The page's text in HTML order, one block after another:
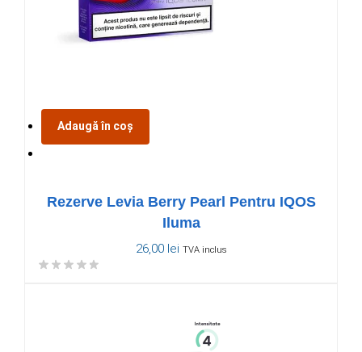
Adaugă în coș
Rezerve Levia Berry Pearl Pentru IQOS
Iluma
26,00 lei TVA inclus